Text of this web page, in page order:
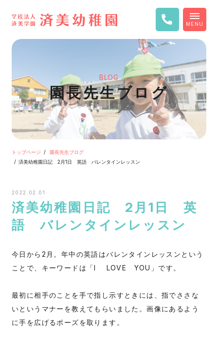
MENU
BLOG
園長先生ブログ
トップページ
園長先生ブログ
済美幼稚園日記 2月1日 英語 バレンタインレッスン
2022.02.01
済美幼稚園日記 2月1日 英
語 バレンタインレッスン
今日から2月。年中の英語はバレンタインレッスンという
ことで、キーワードは「I LOVE YOU」です。
最初に相手のことを手で指し示すときには、指でささな
いというマナーを教えてもらいました。画像にあるよう
に手を広げるポーズを取ります。